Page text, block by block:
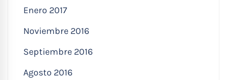
Enero 2017
Noviembre 2016
Septiembre 2016
Agosto 2016